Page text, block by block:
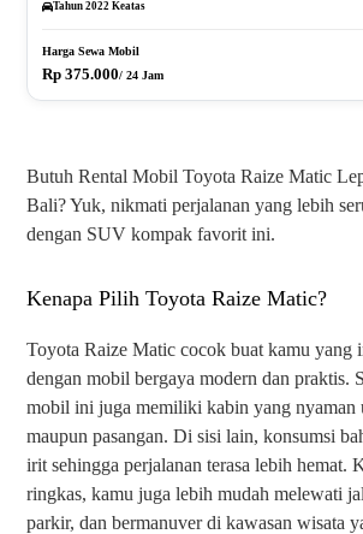
Tahun 2022 Keatas
Harga Sewa Mobil
Rp 375.000/ 24 Jam
Butuh Rental Mobil Toyota Raize Matic
Bali? Yuk, nikmati perjalanan yang lebih
dengan SUV kompak favorit ini.
Kenapa Pilih Toyota Raize Matic?
Toyota Raize Matic cocok buat kamu yang
dengan mobil bergaya modern dan praktis.
mobil ini juga memiliki kabin yang nyaman
maupun pasangan. Di sisi lain, konsumsi
irit sehingga perjalanan terasa lebih hemat.
ringkas, kamu juga lebih mudah melewati
parkir, dan bermanuver di kawasan wisata